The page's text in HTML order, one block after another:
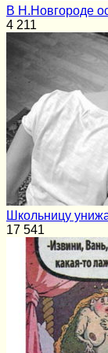
В Н.Новгороде
4 211
Школьницу
17 541